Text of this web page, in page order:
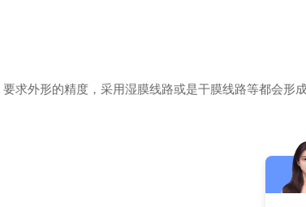
外形的精度，采用湿膜线路或是干膜线路等都会形